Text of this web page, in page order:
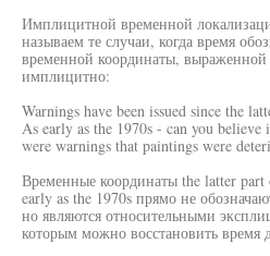
Имплицитной временной
называем те случаи, когда время
временной координаты,
имплицитно:
Warnings have been issued since the
As early as the 1970s - can you
were warnings that paintings were
Временные координаты the latter
early as the 1970s прямо не
но являются относительными
которым можно восстановить время